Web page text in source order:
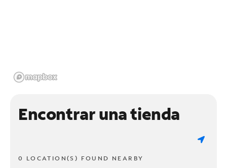
Encontrar una tienda
0 LOCATION(S) FOUND NEARBY